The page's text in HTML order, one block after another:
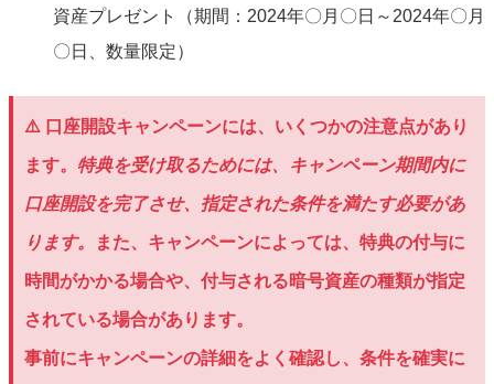
資産プレゼント（期間：2024年〇月〇日～2024年〇月
〇日、数量限定）
⚠️ 口座開設キャンペーンには、いくつかの注意点があり
ます。 特典を受け取るためには、キャンペーン期間内に
口座開設を完了させ、指定された条件を満たす必要があ
ります。 また、キャンペーンによっては、特典の付与に
時間がかかる場合や、付与される暗号資産の種類が指定
されている場合があります。
事前にキャンペーンの詳細をよく確認し、条件を確実に